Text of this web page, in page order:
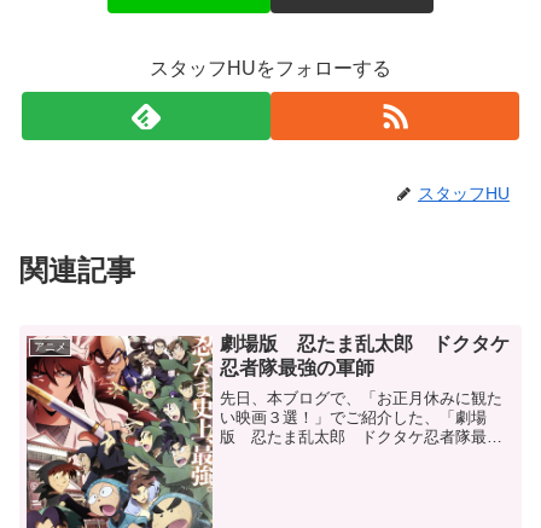
スタッフHUをフォローする
スタッフHU
関連記事
アニメ
劇場版 忍たま乱太郎 ドクタケ
忍者隊最強の軍師
先日、本ブログで、「お正月休みに観た
い映画３選！」でご紹介した、「劇場
版 忍たま乱太郎 ドクタケ忍者隊最強